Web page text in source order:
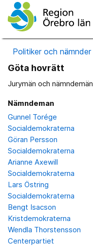
Politiker och nämnder
Göta hovrätt
Jurymän och nämndemän
Nämndeman
Gunnel Torége
Socialdemokraterna
Göran Persson
Socialdemokraterna
Arianne Axewill
Socialdemokraterna
Lars Östring
Socialdemokraterna
Bengt Isacson
Kristdemokraterna
Wendla Thorstensson
Centerpartiet